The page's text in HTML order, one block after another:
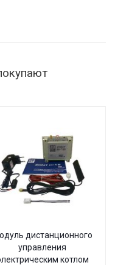
дистанционного
управления
котлом